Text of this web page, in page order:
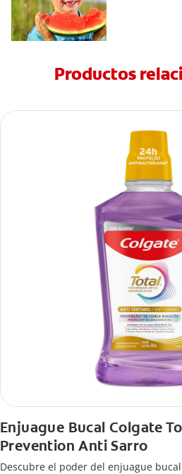
Productos
Enjuague Bucal Colgate
Prevention Anti Sarro
Descubre el poder del enjuague